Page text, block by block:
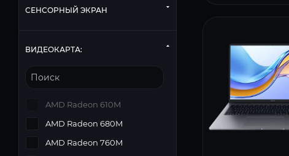
СЕНСОРНЫЙ ЭКРАН
ВИДЕОКАРТА:
AMD Radeon 610M
AMD Radeon 680M
AMD Radeon 760M